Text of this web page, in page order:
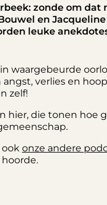
zonde om dat
en
leuke
waargebeurde
verlies en
zelf!
hier, die tonen hoe
onze andere